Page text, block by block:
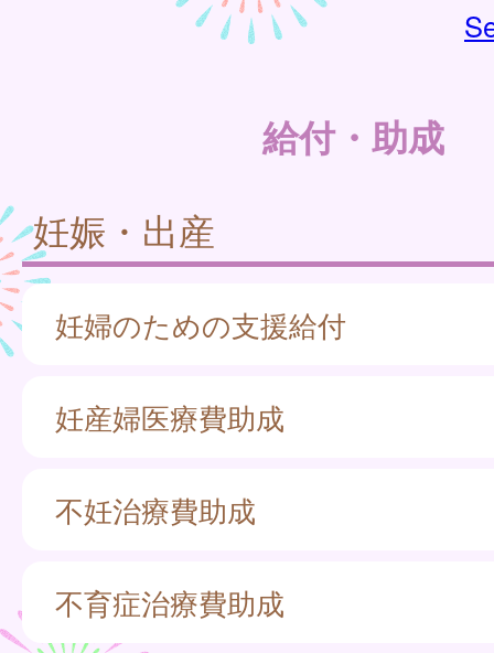
給付・助成
妊娠・出産
妊婦のための支援給付
妊産婦医療費助成
不妊治療費助成
不育症治療費助成